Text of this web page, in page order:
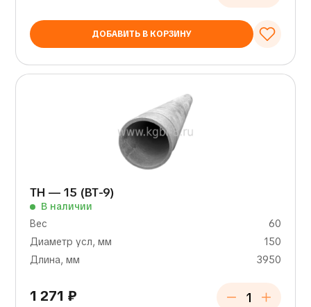
ДОБАВИТЬ В КОРЗИНУ
ТН — 15 (ВТ-9)
В наличии
Вес
60
Диаметр усл, мм
150
Длина, мм
3950
1 271 ₽